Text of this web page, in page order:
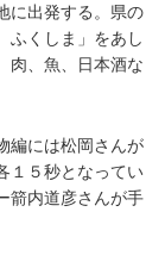
に出発する。県の
ふくしま」をあし
肉、魚、日本酒な
編には松岡さんが
１５秒となってい
箭内道彦さんが手